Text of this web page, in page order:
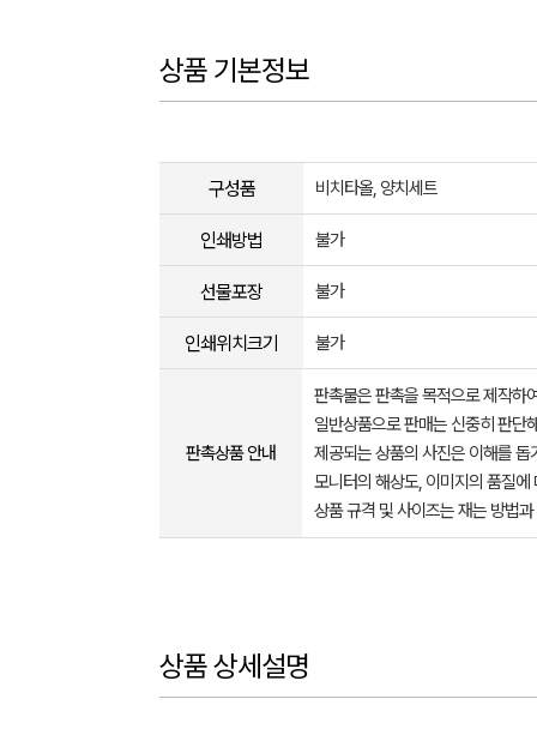
상품 기본정보
구성품 비치타올, 양치세트
인쇄방법 불가
선물포장 불가
인쇄위치크기 불가
판촉상품 안내
판촉물은 판촉을 목적으로 제작하
일반상품으로 판매는 신중히 판단
제공되는 상품의 사진은 이해를
모니터의 해상도, 이미지의 품질
상품 규격 및 사이즈는 재는 방법
상품 상세설명